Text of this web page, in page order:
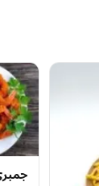
جمبري